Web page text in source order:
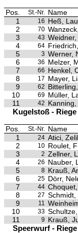
Pos. St.-Nr. Name
1
16 Heß,
2
70
3
43
4
64
5
3 Werner,
6
36 Melzer,
7
66 Henkel,
8
17 Mayer,
9
62
10
69 Müller,
11
42 Kanning,
Kugelstoß -
Pos. St.-Nr. Name
1
24 Atici,
2
10 Roulet,
3
2 Zellner,
4
26 Nauber,
5
8 Krauß,
6
25 Dörr,
7
44
8
27 Schmidt,
9
11
10
33
11
9 Krauß,
Speerwurf -